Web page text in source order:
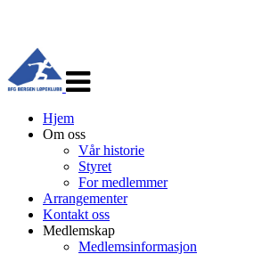
navigasjon
Hjem
Om oss
Vår historie
Styret
For medlemmer
Arrangementer
Kontakt oss
Medlemskap
Medlemsinformasjon